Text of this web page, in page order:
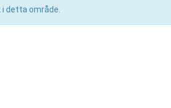
detta område.